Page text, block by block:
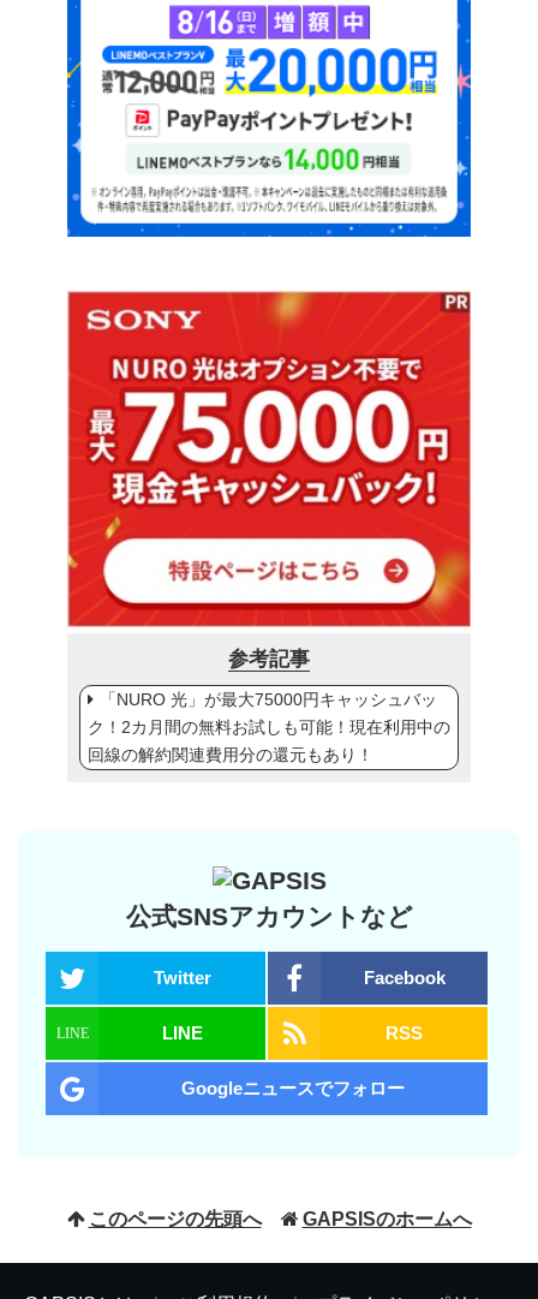
参考記事
「NURO 光」が最大75000円キャッシュバッ
ク！2カ月間の無料お試しも可能！現在利用中の
回線の解約関連費用分の還元もあり！
公式SNSアカウントなど
Twitter Facebook
LINE RSS
Googleニュースでフォロー
このページの先頭へ GAPSISのホームへ